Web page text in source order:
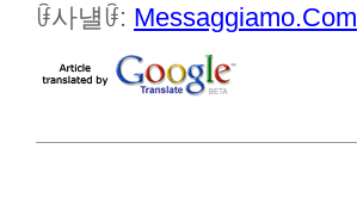
ꀰ사냴ꀰ: Messaggiamo.Com